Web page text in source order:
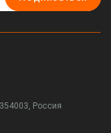
Россия